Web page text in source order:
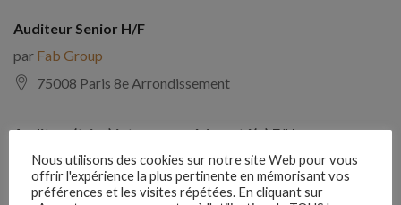
Auditeur Senior H/F
par Fab Group
75008 Paris 8e Arrondissement
Auditeur(trice) interne expérimenté(e) F/H
parComptabilite Emploi
39130 Châtillon
Nous utilisons des cookies sur notre site Web pour vous
offrir l'expérience la plus pertinente en mémorisant vos
préférences et les visites répétées. En cliquant sur